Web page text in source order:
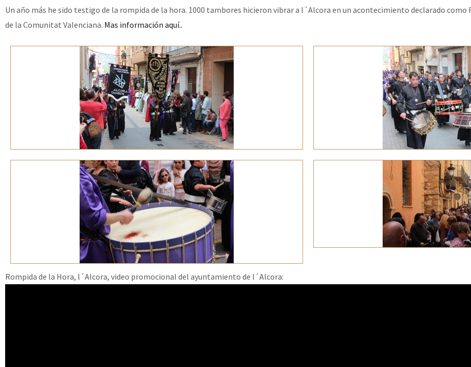
Un año más he sido testigo de la rompida de la hora. 1000 tambores hicieron vibrar a l´Alcora en un acontecimiento declarado
de la Comunitat Valenciana. Mas información aquí..
Rompida de la Hora, l´Alcora, video promocional del ayuntamiento de l´Alcora: